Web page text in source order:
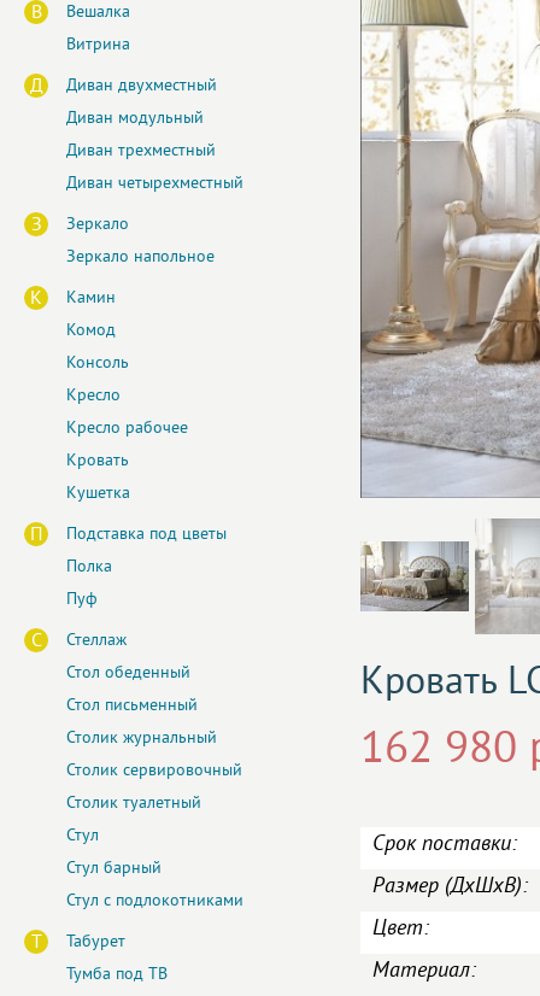
В
Вешалка
Витрина
Д
Диван двухместный
Диван модульный
Диван трехместный
Диван четырехместный
З
Зеркало
Зеркало напольное
К
Камин
Комод
Консоль
Кресло
Кресло рабочее
Кровать
Кушетка
П
Подставка под цветы
Полка
Пуф
С
Стеллаж
Стол обеденный
Стол письменный
Столик журнальный
Столик сервировочный
Столик туалетный
Стул
Стул барный
Стул с подлокотниками
Т
Табурет
Тумба под ТВ
Кровать
162 980
Срок поставки:
Размер (ДxШxВ):
Цвет:
Материал: